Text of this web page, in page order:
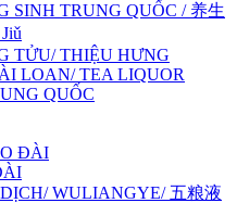
SINH TRUNG QUỐC / 养生
TỬU/ THIỆU HƯNG
LOAN/ TEA LIQUOR
QUỐC
ĐÀI
WULIANGYE/ 五粮液